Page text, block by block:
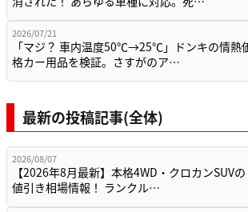
2026/07/21
「マジ？ 車内温度50℃→25℃」ドンキの情熱
格カー用品を検証。さすがのア…
最新の投稿記事(全体)
2026/08/07
【2026年8月最新】本格4WD・クロカンSUVの
値引き相場情報！ ランクル…